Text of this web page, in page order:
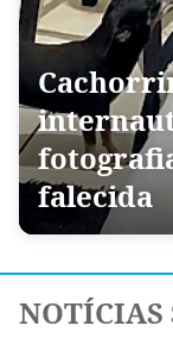
falecida
NOTÍCIAS